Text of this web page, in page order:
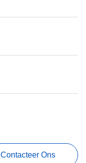
Contacteer Ons